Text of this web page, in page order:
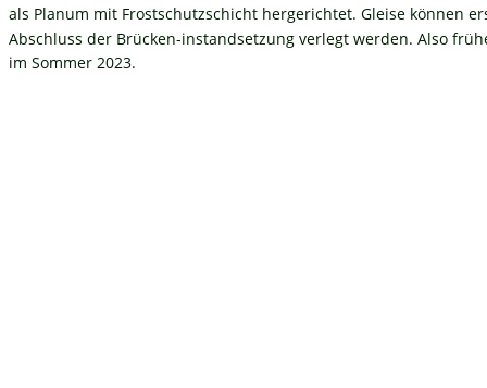
als Planum mit Frostschutzschicht hergerichtet. Gleise können
Abschluss der Brücken-instandsetzung verlegt werden. Also
im Sommer 2023.